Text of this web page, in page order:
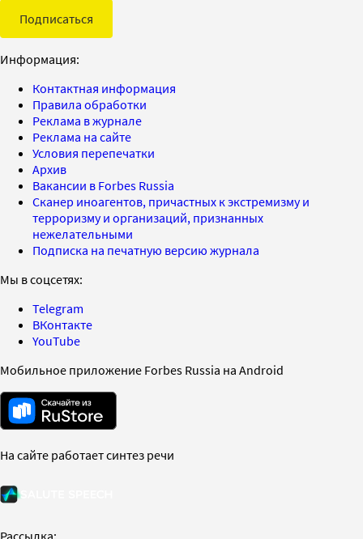
Подписаться
Информация:
Контактная информация
Правила обработки
Реклама в журнале
Реклама на сайте
Условия перепечатки
Архив
Вакансии в Forbes Russia
Сканер иноагентов, причастных к экстремизму и
терроризму и организаций, признанных
нежелательными
Подписка на печатную версию журнала
Мы в соцсетях:
Telegram
ВКонтакте
YouTube
Мобильное приложение Forbes Russia на Android
На сайте работает синтез речи
Рассылка: